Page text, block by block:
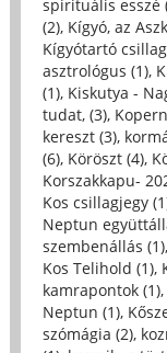
spirituális esszé
(2), Kígyó, az
Kígyótartó
asztrológus (1),
(1), Kiskutya -
tudat, (3),
kereszt (3),
(6), Köröszt (4),
Korszakkapu-
Kos csillagjegy
Neptun
szembenállás (1),
Kos Telihold (1),
kamrapontok (1),
Neptun (1),
szómágia (2),